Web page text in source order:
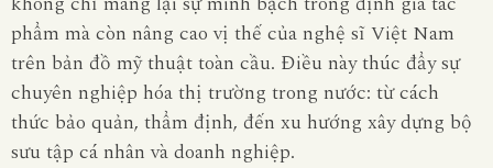
phẩm mà còn nâng cao vị thế của nghệ sĩ Việt Nam
trên bản đồ mỹ thuật toàn cầu. Điều này thúc đẩy sự
chuyên nghiệp hóa thị trường trong nước: từ cách
thức bảo quản, thẩm định, đến xu hướng xây dựng bộ
sưu tập cá nhân và doanh nghiệp.